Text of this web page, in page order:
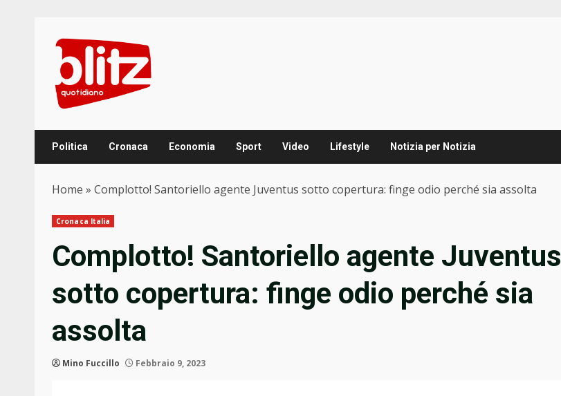
content
Politica Cronaca Economia Sport Video Lifestyle Notizia per Notizia
Home » Complotto! Santoriello agente Juventus sotto copertura: finge odio perché sia assolta
Cronaca Italia
Complotto! Santoriello agente Juventus
sotto copertura: finge odio perché sia
assolta
Mino Fuccillo Febbraio 9, 2023